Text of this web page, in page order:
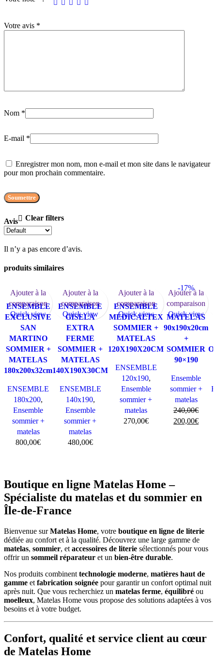
Avis Clear filters
Il n’y a pas encore d’avis.
Votre avis *
Nom *
E-mail *
Enregistrer mon nom, mon e-mail et mon site dans le navigateur
pour mon prochain commentaire.
produits similaires
ENSEMBLE
EXCLUSIVE
SAN
MARTINO
SOMMIER +
MATELAS
180x200x32cm
ENSEMBLE
180x200,
Ensemble
sommier +
matelas
800,00€
Ajouter à la
comparaison
Quick view
ENSEMBLE
GISELA
EXTRA
FERME
SOMMIER +
MATELAS
140X190X30CM
ENSEMBLE
140x190,
Ensemble
sommier +
matelas
480,00€
Ajouter à la
comparaison
Quick view
ENSEMBLE
MEDICALTEX
SOMMIER +
MATELAS
120X190X20CM
ENSEMBLE
120x190,
Ensemble
sommier +
matelas
270,00€
Ajouter à la
comparaison
Quick view
-17%
MATELAS
90x190x20cm
+
SOMMIER
90×190
Ensemble
sommier +
matelas
240,00€
200,00€
Ajouter à la
comparaison
Quick view
Boutique en ligne Matelas Home –
Spécialiste du matelas et du sommier en
Île-de-France
Bienvenue surMatelas Home, votre boutique en ligne de literie
dédiée au confort et à la qualité. Découvrez une large gamme de
matelas, sommier, et accessoires de literie sélectionnés pour vous
offrir un sommeil réparateur et un bien-être durable.
Nos produits combinent technologie moderne, matières haut de
gamme et fabrication soignée pour garantir un confort optimal nuit
après nuit. Que vous recherchiez un matelas ferme, équilibré ou
moelleux, Matelas Home vous propose des solutions adaptées à vos
besoins et à votre budget.
Confort, qualité et service client au cœur
de Matelas Home